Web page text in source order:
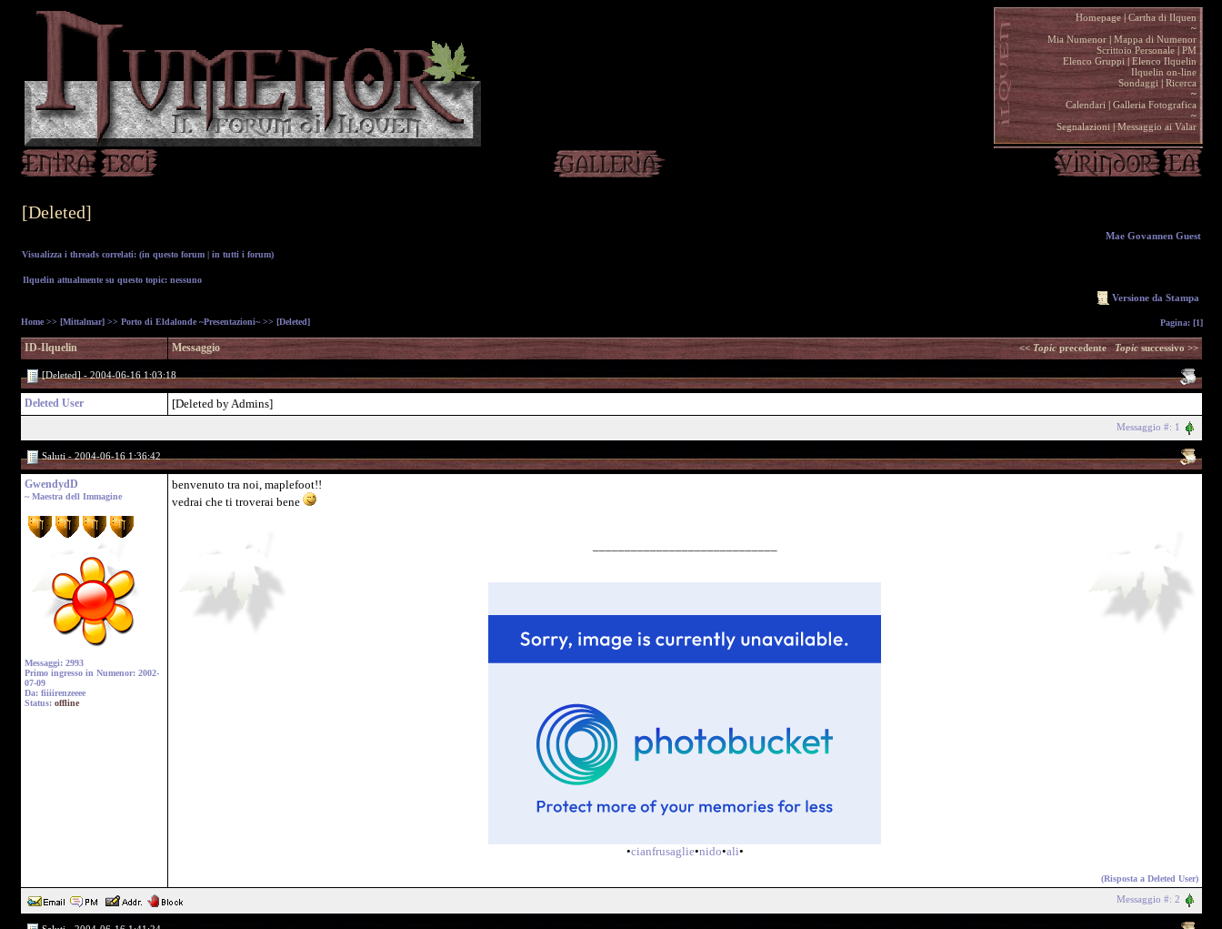
Homepage| Cartha di Ilquen .
~.
Mia Numenor | Mappa di Numenor .
Scrittoio Personale| PM .
Elenco Gruppi | Elenco Ilquelin .
Ilquelin on-line .
Sondaggi | Ricerca .
~.
Calendari | Galleria Fotografica .
~.
Segnalazioni| Messaggio ai Valar .
[Deleted]
Visualizza i threads correlati: (in questo forum| in tutti i forum)
Mae Govannen Guest
Ilquelin attualmente su questo topic: nessuno
Versione da Stampa
Home>> [Mittalmar]>> Porto di Eldalonde ~Presentazioni~>> [Deleted] Pagina: [1]
ID-Ilquelin Messaggio << Topicprecedente Topicsuccessivo >>
[Deleted] - 2004-06-16 1:03:18
Deleted User [Deleted by Admins]
Messaggio #: 1
Saluti - 2004-06-16 1:36:42
GwendydD
~ Maestra dell Immagine
Messaggi: 2993
Primo ingresso in Numenor: 2002-
07-09
Da: fiiiirenzeeee
Status: offline
benvenuto tra noi, maplefoot!!
vedrai che ti troverai bene
•cianfrusaglie•nido•ali•
(Risposta a Deleted User)
Messaggio #: 2